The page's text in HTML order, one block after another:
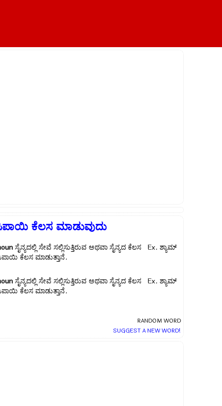
ಕೆಲಸ ಮಾಡುವುದು
ಸೈನ್ಯದಲ್ಲಿ ಸೇವೆ ಸಲ್ಲಿಸುತ್ತಿರುವ ಅಥವಾ ಸೈನ್ಯದ ಕೆಲಸ Ex. ಶ್ಯಾಮ್
ಕೆಲಸ ಮಾಡುತ್ತಾನೆ.
ಸೈನ್ಯದಲ್ಲಿ ಸೇವೆ ಸಲ್ಲಿಸುತ್ತಿರುವ ಅಥವಾ ಸೈನ್ಯದ ಕೆಲಸ Ex. ಶ್ಯಾಮ್
ಕೆಲಸ ಮಾಡುತ್ತಾನೆ.
RANDOM WORD
SUGGEST A NEW WORD!